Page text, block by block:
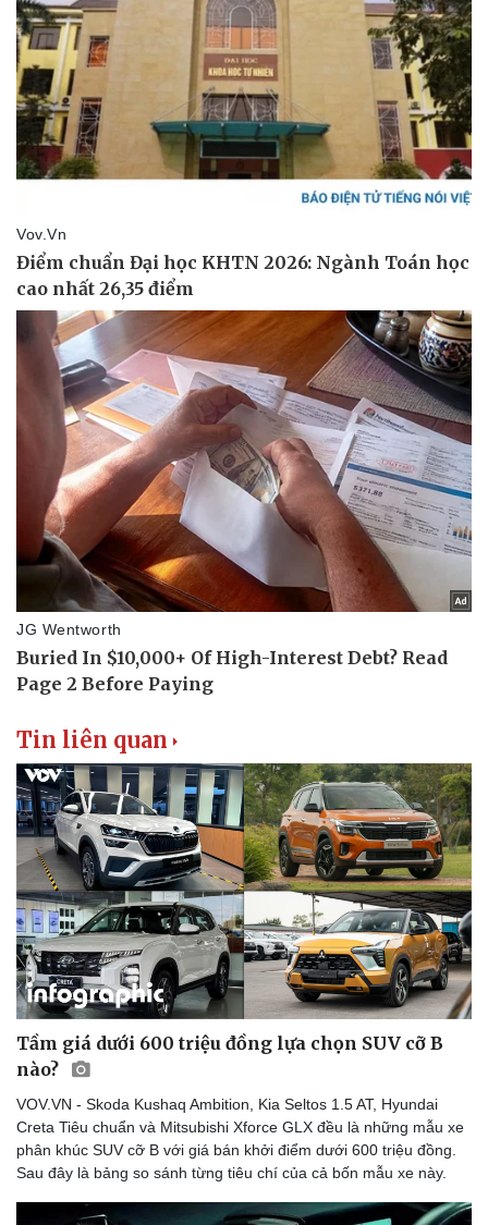
Văn hóa
Sân khấu - Điện ảnh
Văn học
Di sản
Nghệ sĩ
Tin liên quan
Tầm giá dưới 600 triệu đồng lựa chọn SUV cỡ B
nào?
VOV.VN - Skoda Kushaq Ambition, Kia Seltos 1.5 AT, Hyundai
Creta Tiêu chuẩn và Mitsubishi Xforce GLX đều là những mẫu xe
phân khúc SUV cỡ B với giá bán khởi điểm dưới 600 triệu đồng.
Sau đây là bảng so sánh từng tiêu chí của cả bốn mẫu xe này.